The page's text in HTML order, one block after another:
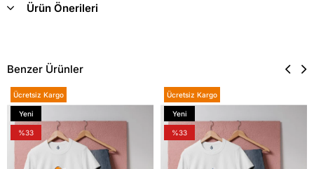
Ürün Önerileri
Benzer Ürünler
Ücretsiz Kargo
Yeni
Ürün
%33
Ücretsiz Kargo
Yeni
Ürün
%33